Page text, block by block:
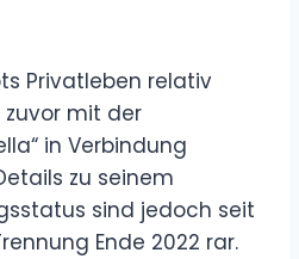
Privatleben relativ
mit der
in Verbindung
zu seinem
sind jedoch seit
Ende 2022 rar.